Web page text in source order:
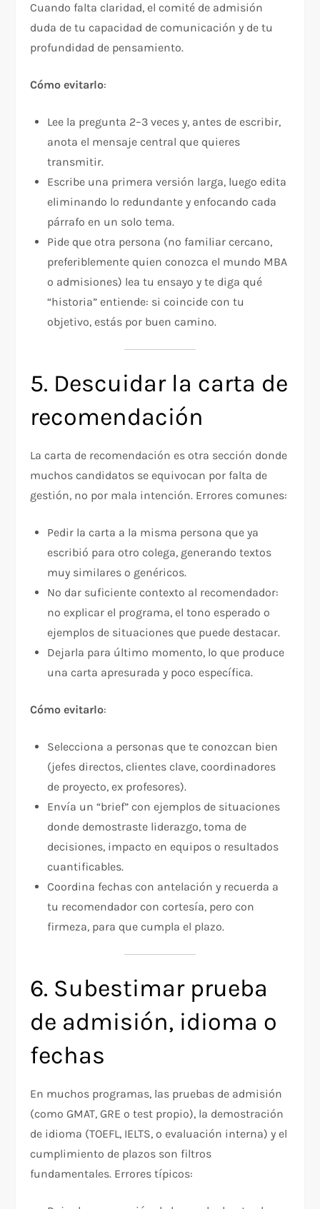
Cuando falta claridad, el comité de admisión
duda de tu capacidad de comunicación y de tu
profundidad de pensamiento.
Cómo evitarlo:
Lee la pregunta 2–3 veces y, antes de escribir,
anota el mensaje central que quieres
transmitir.​
Escribe una primera versión larga, luego edita
eliminando lo redundante y enfocando cada
párrafo en un solo tema.​
Pide que otra persona (no familiar cercano,
preferiblemente quien conozca el mundo MBA
o admisiones) lea tu ensayo y te diga qué
“historia” entiende: si coincide con tu
objetivo, estás por buen camino.
5. Descuidar la carta de
recomendación
La carta de recomendación es otra sección donde
muchos candidatos se equivocan por falta de
gestión, no por mala intención. Errores comunes:
Pedir la carta a la misma persona que ya
escribió para otro colega, generando textos
muy similares o genéricos.​
No dar suficiente contexto al recomendador:
no explicar el programa, el tono esperado o
ejemplos de situaciones que puede destacar.
Dejarla para último momento, lo que produce
una carta apresurada y poco específica.​
Cómo evitarlo:
Selecciona a personas que te conozcan bien
(jefes directos, clientes clave, coordinadores
de proyecto, ex profesores).
Envía un “brief” con ejemplos de situaciones
donde demostraste liderazgo, toma de
decisiones, impacto en equipos o resultados
cuantificables.
Coordina fechas con antelación y recuerda a
tu recomendador con cortesía, pero con
firmeza, para que cumpla el plazo.​
6. Subestimar prueba
de admisión, idioma o
fechas
En muchos programas, las pruebas de admisión
(como GMAT, GRE o test propio), la demostración
de idioma (TOEFL, IELTS, o evaluación interna) y el
cumplimiento de plazos son filtros
fundamentales. Errores típicos: